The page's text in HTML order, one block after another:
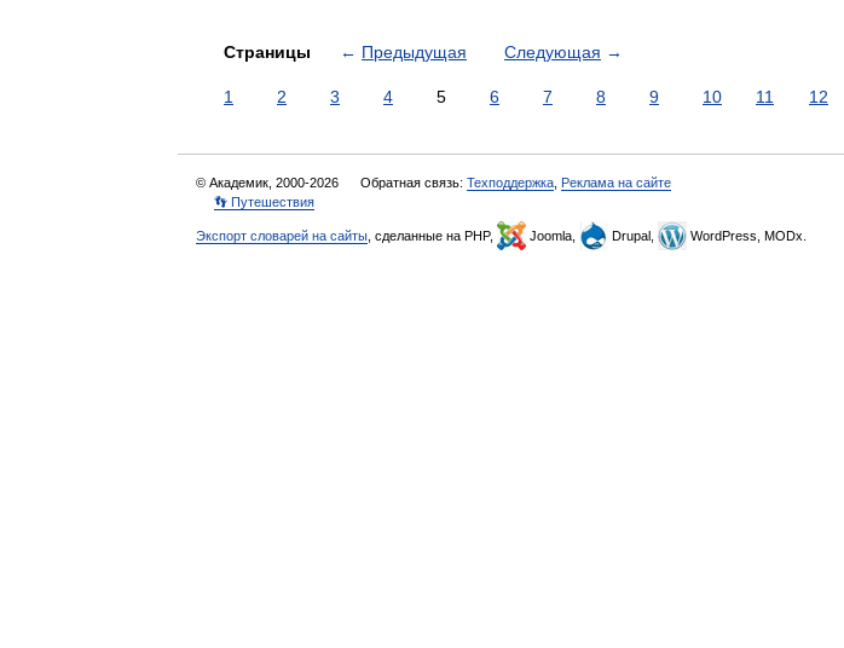
Страницы ← Предыдущая Следующая →
1 2 3 4 5 6 7 8 9 10 11 12
© Академик, 2000-2026 Обратная связь: Техподдержка Реклама на сайте
👣 Путешествия
Экспорт словарей на сайты , сделанные на PHP, Joomla, Drupal, WordPress, MODx.